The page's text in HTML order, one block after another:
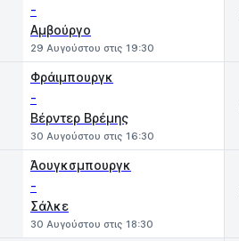
-
Αμβούργο
29 Αυγούστου στις 19:30
Φράιμπουργκ
-
Βέρντερ Βρέμης
30 Αυγούστου στις 16:30
Άουγκσμπουργκ
-
Σάλκε
30 Αυγούστου στις 18:30